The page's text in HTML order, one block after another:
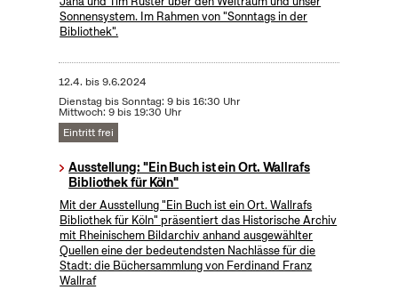
Sonnensystem. Im Rahmen von "Sonntags in der
Bibliothek".
12.4. bis9.6.2024
Dienstag bis Sonntag: 9 bis 16:30 Uhr
Mittwoch: 9 bis 19:30 Uhr
Eintritt frei
Ausstellung: "Ein Buch ist ein Ort. Wallrafs
Bibliothek für Köln"
Mit der Ausstellung "Ein Buch ist ein Ort. Wallrafs
Bibliothek für Köln" präsentiert das Historische Archiv
mit Rheinischem Bildarchiv anhand ausgewählter
Quellen eine der bedeutendsten Nachlässe für die
Stadt: die Büchersammlung von Ferdinand Franz
Wallraf